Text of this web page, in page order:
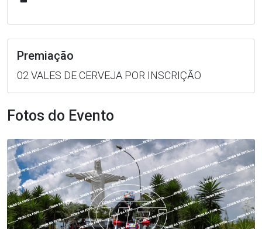
Premiação
02 VALES DE CERVEJA POR INSCRIÇÃO
Fotos do Evento